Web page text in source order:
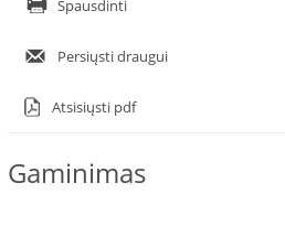
Spausdinti
Persiųsti draugui
Atsisiųsti pdf
Gaminimas